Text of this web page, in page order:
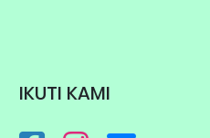
IKUTI KAMI